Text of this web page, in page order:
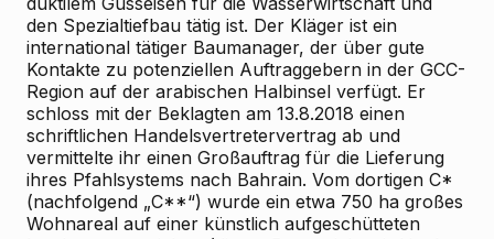
den Spezialtiefbau tätig ist. Der Kläger ist ein
international tätiger Baumanager, der über gute
Kontakte zu potenziellen Auftraggebern in der GCC-
Region auf der arabischen Halbinsel verfügt. Er
schloss mit der Beklagten am 13.8.2018 einen
schriftlichen Handelsvertretervertrag ab und
vermittelte ihr einen Großauftrag für die Lieferung
ihres Pfahlsystems nach Bahrain. Vom dortigen C*
(nachfolgend „C**“) wurde ein etwa 750 ha großes
Wohnareal auf einer künstlich aufgeschütteten